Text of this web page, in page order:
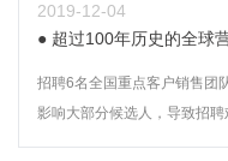
2019-12-04
超过100年历史的全球
招聘6名全国重点客户销售团
影响大部分候选人，导致招